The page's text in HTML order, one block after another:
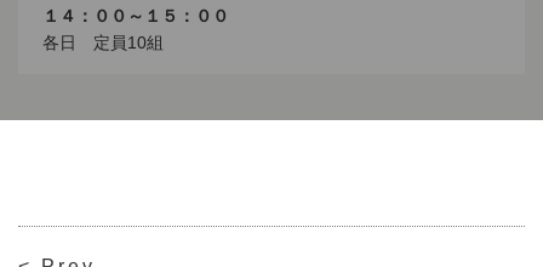
１４：００～１５：００
各日 定員10組